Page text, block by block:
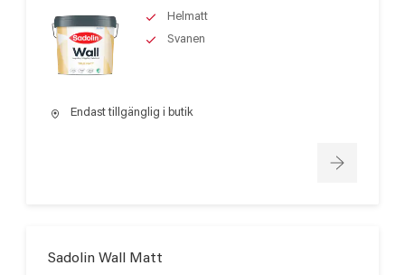
Helmatt
Svanen
Endast tillgänglig i butik
Sadolin Wall Matt